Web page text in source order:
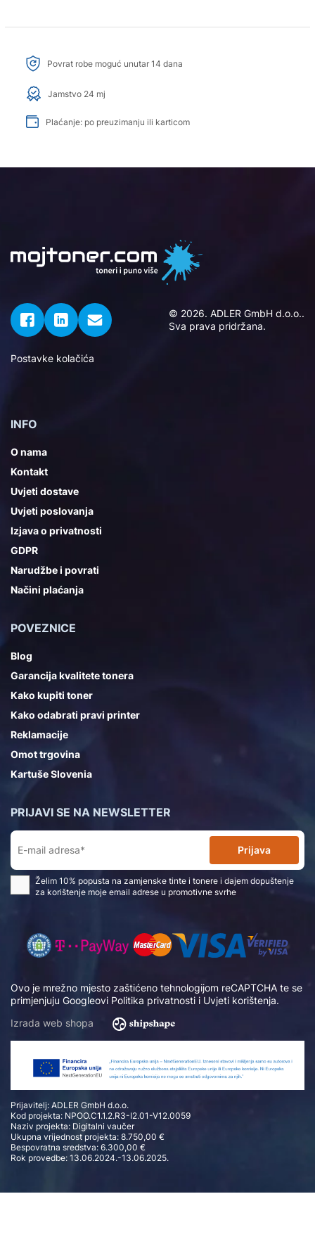
Povrat robe moguć unutar 14 dana
Jamstvo 24 mj
Plaćanje: po preuzimanju ili karticom
© 2026. ADLER GmbH d.o.o..
Sva prava pridržana.
Postavke kolačića
INFO
O nama
Kontakt
Uvjeti dostave
Uvjeti poslovanja
Izjava o privatnosti
GDPR
Narudžbe i povrati
Načini plaćanja
POVEZNICE
Blog
Garancija kvalitete tonera
Kako kupiti toner
Kako odabrati pravi printer
Reklamacije
Omot trgovina
Kartuše Slovenia
Ovo je mrežno mjesto zaštićeno tehnologijom reCAPTCHA te se
primjenjuju Googleovi Politika privatnosti i Uvjeti korištenja.
Izrada web shopa
Prijavitelj: ADLER GmbH d.o.o.
Kod projekta: NPOO.C1.1.2.R3-I2.01-V12.0059
Naziv projekta: Digitalni vaučer
Ukupna vrijednost projekta: 8.750,00 €
Bespovratna sredstva: 6.300,00 €
Rok provedbe: 13.06.2024.-13.06.2025.
PRIJAVI SE NA NEWSLETTER
Prijava
Želim 10% popusta na zamjenske tinte i tonere i dajem dopuštenje
za korištenje moje email adrese u promotivne svrhe